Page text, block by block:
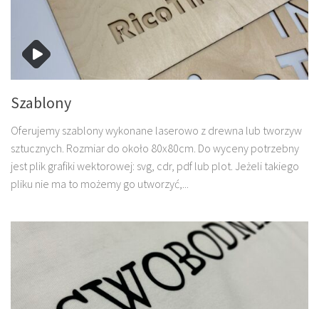
Szablony
Oferujemy szablony wykonane laserowo z drewna lub tworzyw
sztucznych. Rozmiar do około 80x80cm. Do wyceny potrzebny
jest plik grafiki wektorowej: svg, cdr, pdf lub plot. Jeżeli takiego
pliku nie ma to możemy go utworzyć,...